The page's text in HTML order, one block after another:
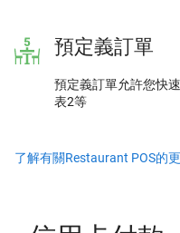
預定義訂單
預定義訂單允許您快
表2等
了解有關Restaurant POS的